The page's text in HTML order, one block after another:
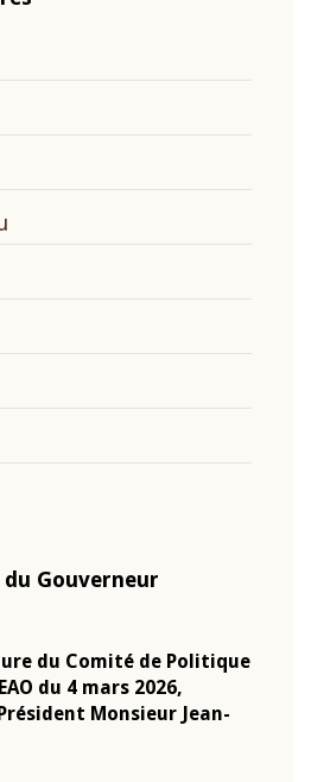
Gouverneur
du Comité de Politique
du 4 mars 2026,
Monsieur Jean-